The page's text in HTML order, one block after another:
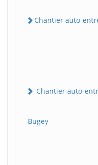
Chantier auto-
Chantier auto-
Bugey